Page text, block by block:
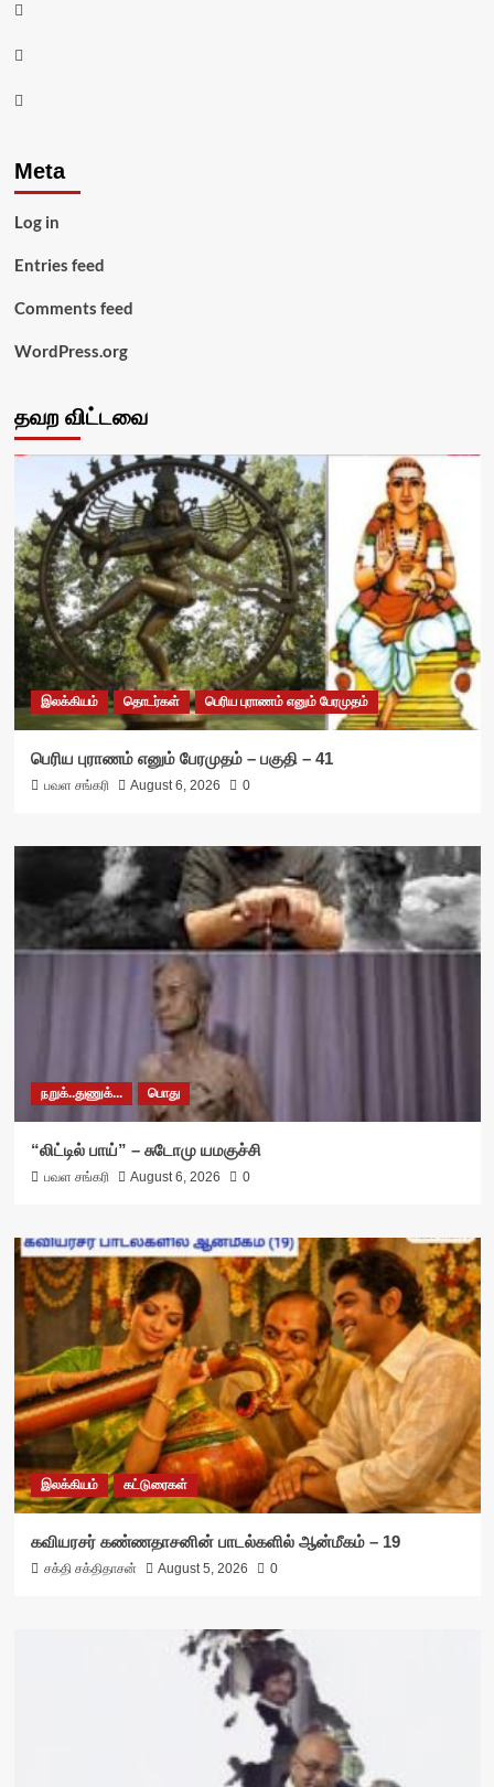
Facebook
Twitter
Youtube
Meta
Log in
Entries feed
Comments feed
WordPress.org
தவற விட்டவை
இலக்கியம் தொடர்கள் பெரிய புராணம் எனும் பேரமுதம்
பெரிய புராணம் எனும் பேரமுதம் – பகுதி – 41
பவள சங்கரி August 6, 2026 0
நறுக்..துணுக்... பொது
“லிட்டில் பாய்” – சுடோமு யமகுச்சி
பவள சங்கரி August 6, 2026 0
இலக்கியம் கட்டுரைகள்
கவியரசர் கண்ணதாசனின் பாடல்களில் ஆன்மீகம் – 19
சக்தி சக்திதாசன் August 5, 2026 0